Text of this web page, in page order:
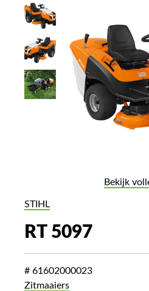
Bekijk
STIHL
RT 5097
# 61602000023
Zitmaaiers